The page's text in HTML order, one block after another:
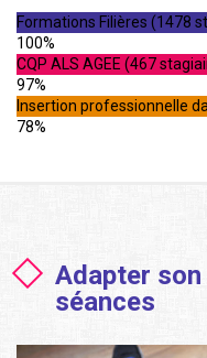
Formations Filières (1478
100%
CQP ALS AGEE (467
97%
Insertion professionnelle
78%
Adapter
séances